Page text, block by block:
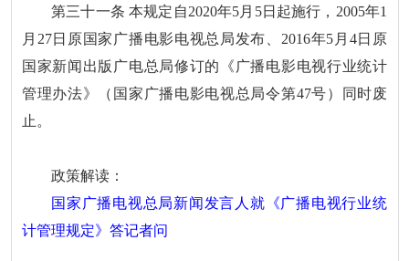
第三十一条 本规定自2020年5月5日起施行，2005年1
月27日原国家广播电影电视总局发布、2016年5月4日原
国家新闻出版广电总局修订的《广播电影电视行业统计
管理办法》（国家广播电影电视总局令第47号）同时废
止。
政策解读：
国家广播电视总局新闻发言人就《广播电视行业统
计管理规定》答记者问